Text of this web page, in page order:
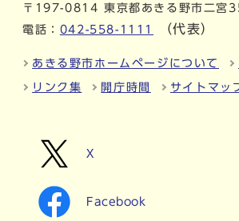
〒197-0814 東京都あきる野市二
電話： 042-558-1111 （代表）
あきる野市ホームページについて
リンク集 開庁時間 サイトマッ
X
Facebook